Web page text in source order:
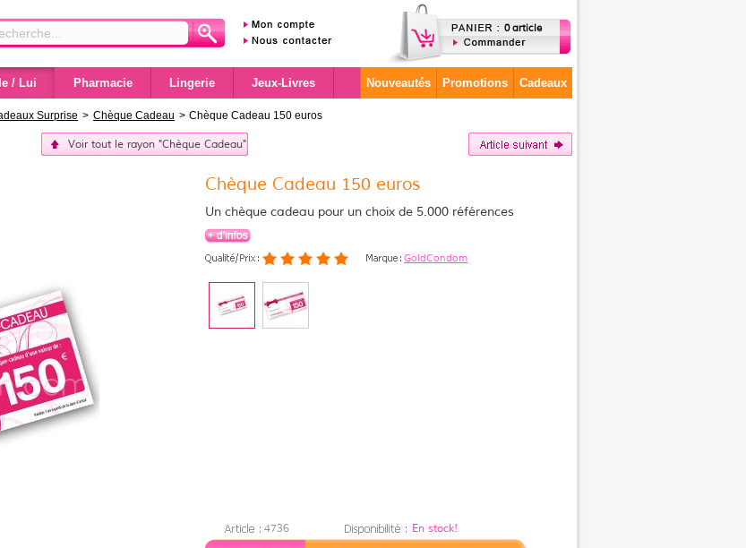
0 article
/ Lui Pharmacie Lingerie Jeux-Livres Nouveautés Promotions Cadeaux
Surprise > Chèque Cadeau > Chèque Cadeau 150 euros
Voir tout le rayon "Chèque Cadeau"
Chèque Cadeau 150 euros
Un chèque cadeau pour un choix de 5.000 références
GoldCondom
4736 En stock!